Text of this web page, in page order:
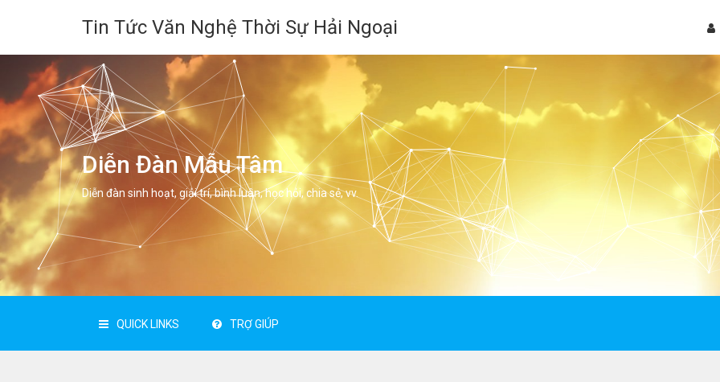
Tin Tức Văn Nghệ Thời Sự Hải Ngoại
Diễn Đàn Mẫu Tâm
Diễn đàn sinh hoạt, giải trí, bình luân, học hỏi, chia sẻ, vv.
QUICK LINKS TRỢ GIÚP